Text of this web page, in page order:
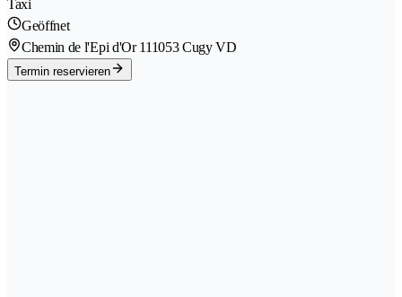
Taxi
Geöffnet
Chemin de l'Epi d'Or 111053 Cugy VD
Termin reservieren